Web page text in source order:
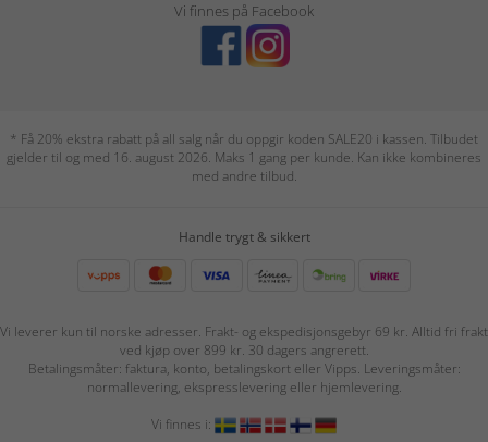
Vi finnes på Facebook
* Få 20% ekstra rabatt på all salg når du oppgir koden SALE20 i kassen. Tilbudet
gjelder til og med 16. august 2026. Maks 1 gang per kunde. Kan ikke kombineres
med andre tilbud.
Handle trygt & sikkert
Vi leverer kun til norske adresser. Frakt- og ekspedisjonsgebyr 69 kr. Alltid fri frakt
ved kjøp over 899 kr. 30 dagers angrerett.
Betalingsmåter: faktura, konto, betalingskort eller Vipps. Leveringsmåter:
normallevering, ekspresslevering eller hjemlevering.
Vi finnes i: